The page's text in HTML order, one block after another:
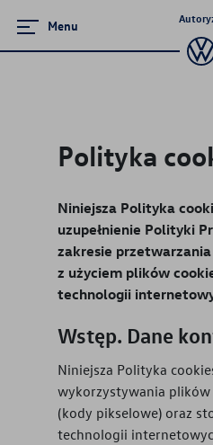
Menu
Promocje i
Serwis
Mapa i kontakt
Kariera w ASO
Polityka
Niniejsza Polityka
uzupełnienie Polityki
zakresie
z użyciem plików
technologii
Wstęp. Dane
Niniejsza Polityka
wykorzystywania plików
(kody pikselowe) oraz
technologii